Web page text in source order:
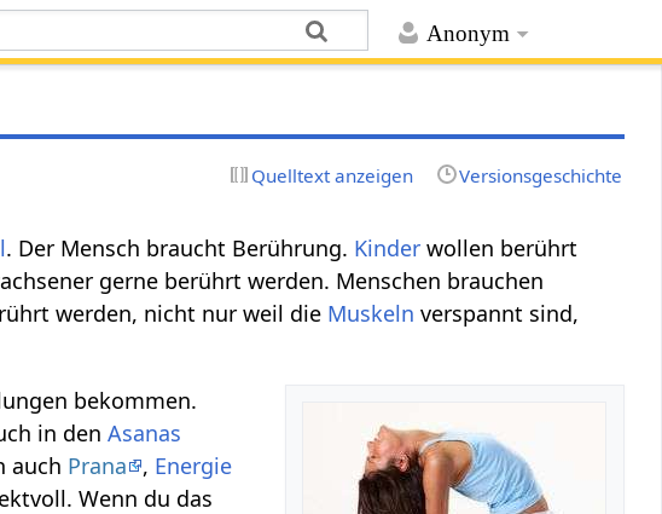
Anonym
Quelltext anzeigen Versionsgeschichte
. Der Mensch braucht Berührung. Kinder wollen berührt
gerne berührt werden. Menschen brauchen
werden, nicht nur weil die Muskeln verspannt sind,
bekommen.
in denAsanas
auch Prana , Energie
Wenn du das